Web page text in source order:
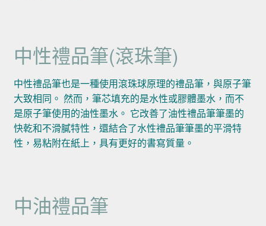
中性禮品筆(滾珠筆)
中性禮品筆也是一種使用滾珠球原理的禮品筆，與原子筆
大致相同。 然而，筆芯填充的是水性或膠體墨水，而不
是原子筆使用的油性墨水。 它改善了油性禮品筆筆墨的
快乾和不滑膩特性，還結合了水性禮品筆筆墨的平滑特
性，易粘附在紙上，具有更好的書寫質量。
中油禮品筆